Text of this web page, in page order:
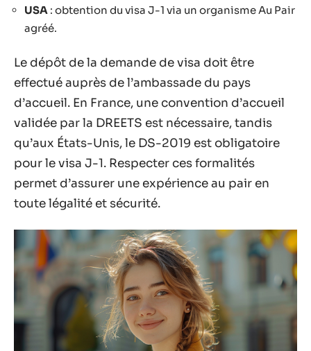
USA : obtention du visa J-1 via un organisme Au Pair
agréé.
Le dépôt de la demande de visa doit être
effectué auprès de l’ambassade du pays
d’accueil. En France, une convention d’accueil
validée par la DREETS est nécessaire, tandis
qu’aux États-Unis, le DS-2019 est obligatoire
pour le visa J-1. Respecter ces formalités
permet d’assurer une expérience au pair en
toute légalité et sécurité.